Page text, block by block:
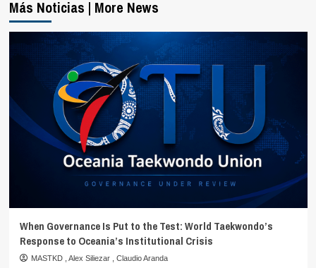
Más Noticias | More News
When Governance Is Put to the Test: World Taekwondo’s
Response to Oceania’s Institutional Crisis
MASTKD Alex Siliezar Claudio Aranda